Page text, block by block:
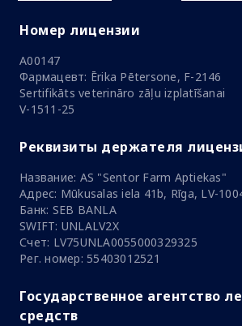
Номер лицензии
A00147
Фармацевт: Ērika Pētersone, F-2146
Sertifikāts veterināro zāļu izplatīšanai
V-1511-25
Реквизиты держателя
Название: AS "Sentor Farm Aptiekas"
Адрес: Mūkusalas iela 41b, Rīga, LV-
Банк: SEB BANLA
SWIFT: UNLALV2X
Счет: LV75UNLA0055000329325
Рег. номер: 55403012521
Государственное агентство
средств